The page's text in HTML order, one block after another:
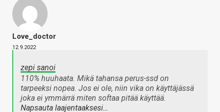
Love_doctor
12.9.2022
zepi sanoi
110% huuhaata. Mikä tahansa perus-ssd on
tarpeeksi nopea. Jos ei ole, niin vika on käyttäjässä
joka ei ymmärrä miten softaa pitää käyttää.
Napsauta laajentaaksesi…